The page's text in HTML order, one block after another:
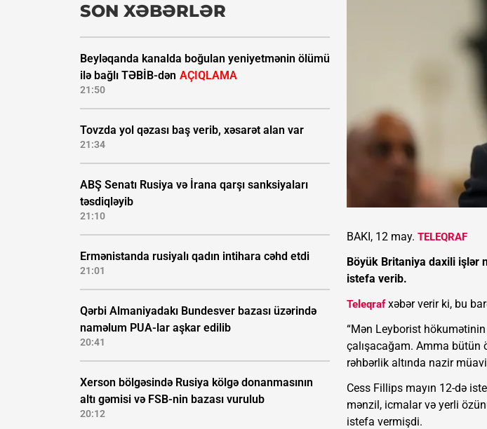
SON XƏBƏRLƏR
Beyləqanda kanalda boğulan yeniyetmənin ölümü
ilə bağlı TƏBİB-dən AÇIQLAMA
21:50
Tovzda yol qəzası baş verib, xəsarət alan var
21:34
ABŞ Senatı Rusiya və İrana qarşı sanksiyaları
təsdiqləyib
21:10
Ermənistanda rusiyalı qadın intihara cəhd etdi
21:01
Qərbi Almaniyadakı Bundesver bazası üzərində
naməlum PUA-lar aşkar edilib
20:41
Xerson bölgəsində Rusiya kölgə donanmasının
altı gəmisi və FSB-nin bazası vurulub
20:12
BAKI, 12 may. TELEQRAF
Böyük Britaniya daxili işlər
istefa verib.
Teleqrafxəbər verir ki, bu
“Mən Leyborist
çalışacağam. Amma bütün
rəhbərlik altında nazir
Cess Fillips mayın 12-də
mənzil, icmalar və yerli
istefa vermişdi.